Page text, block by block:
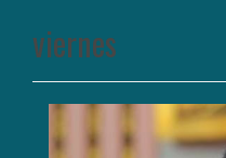
viernes